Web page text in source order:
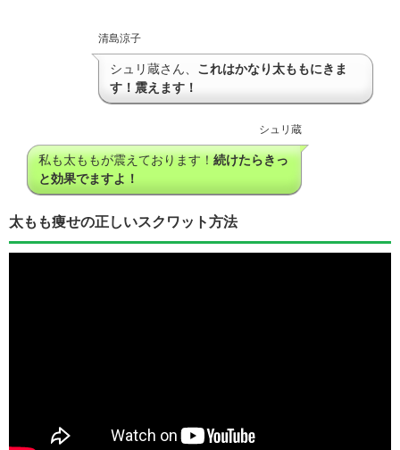
清島涼子
シュリ蔵さん、 これはかなり太ももにきま
す！震えます！
シュリ蔵
私も太ももが震えております！続けたらきっ
と効果でますよ！
太もも痩せの正しいスクワット方法